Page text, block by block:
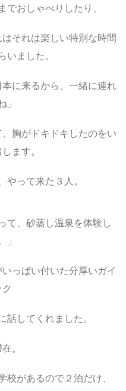
でおしゃべりしたり、
それは楽しい特別な時間
いました。
に来るから、一緒に連れ
」
胸がドキドキしたのをい
ます。
やって来た３人。
て、砂蒸し温泉を体験し
」
っぱい付いた分厚いガイ
ク
話してくれました。
。
校があるので２泊だけ、